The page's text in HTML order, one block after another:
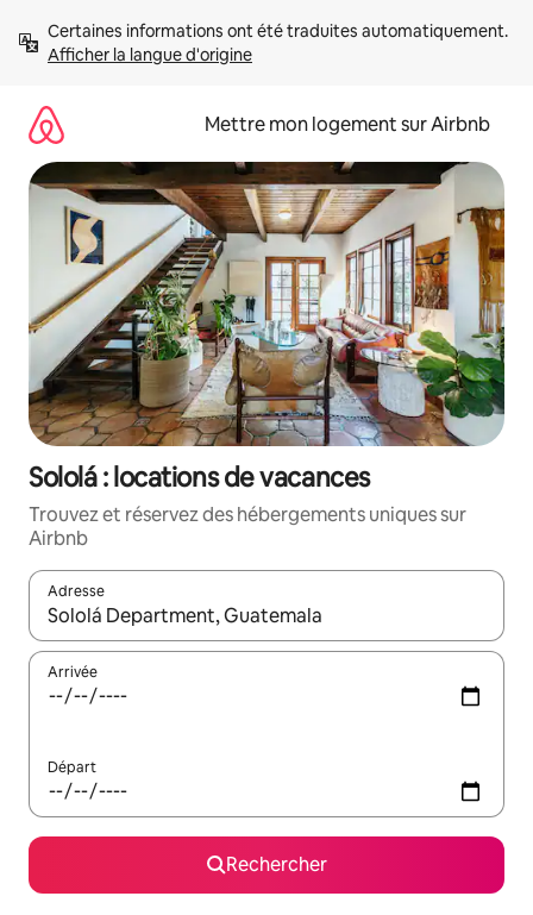
directement
Afficher la langue d'origine
Mettre mon logement sur Airbnb
Sololá : locations de vacances
Trouvez et réservez des hébergements uniques sur
Airbnb
Adresse
Lorsque les résultats s'affichent, utilisez les flèches vers le
Arrivée
Départ
Rechercher